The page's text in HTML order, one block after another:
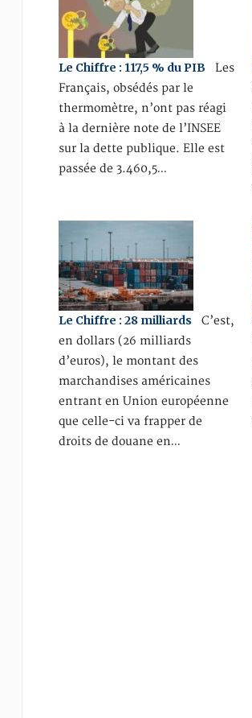
Le Chiffre : 117,5 % du PIB Les
Français, obsédés par le
thermomètre, n’ont pas réagi
à la dernière note de l’INSEE
sur la dette publique. Elle est
passée de 3.460,5…
Le Chiffre : 28 milliards C’est,
en dollars (26 milliards
d’euros), le montant des
marchandises américaines
entrant en Union européenne
que celle-ci va frapper de
droits de douane en…